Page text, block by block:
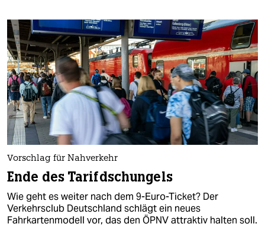
Vorschlag für Nahverkehr
Ende des Tarifdschungels
Wie geht es weiter nach dem 9-Euro-Ticket? Der
Verkehrsclub Deutschland schlägt ein neues
Fahrkartenmodell vor, das den ÖPNV attraktiv halten soll.